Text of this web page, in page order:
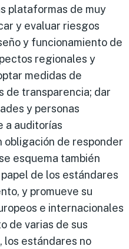
plataformas de muy
y evaluar riesgos
y funcionamiento de
regionales y
medidas de
de transparencia; dar
y personas
a auditorías
obligación de responder
esquema también
de los estándares
y promueve su
e internacionales
de varias de sus
los estándares no